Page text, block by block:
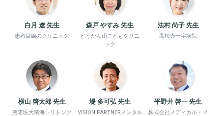
白月 遼 先生
患者目線のクリニック
森戸 やすみ 先生
どうかん山こどもクリニ
ック
法村 尚子 先生
高松赤十字病院
横山 啓太郎 先生
慈恵医大晴海トリトンク
堤 多可弘 先生
VISION PARTNERメンタル
平野井 啓一 先生
株式会社メディカル・マ